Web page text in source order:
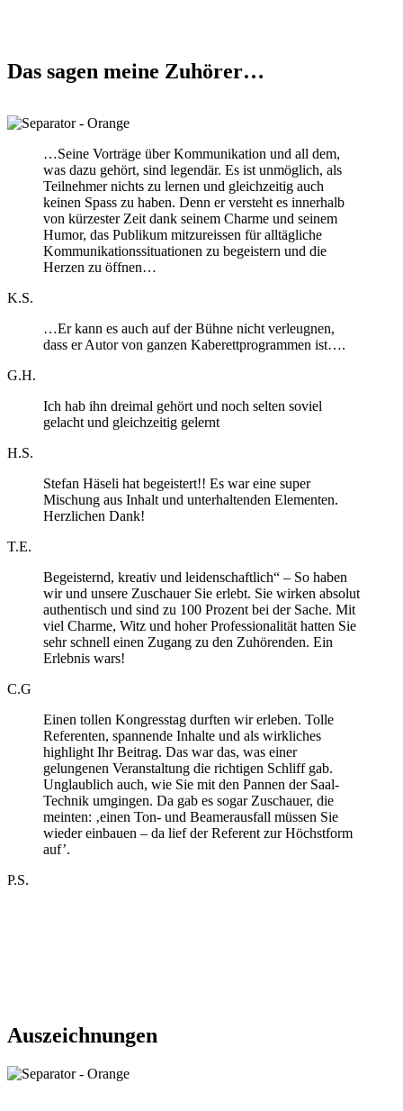
Das sagen meine Zuhörer…
…Seine Vorträge über Kommunikation und all dem,
was dazu gehört, sind legendär. Es ist unmöglich, als
Teilnehmer nichts zu lernen und gleichzeitig auch
keinen Spass zu haben. Denn er versteht es innerhalb
von kürzester Zeit dank seinem Charme und seinem
Humor, das Publikum mitzureissen für alltägliche
Kommunikationssituationen zu begeistern und die
Herzen zu öffnen…
K.S.
…Er kann es auch auf der Bühne nicht verleugnen,
dass er Autor von ganzen Kaberettprogrammen ist….
G.H.
Ich hab ihn dreimal gehört und noch selten soviel
gelacht und gleichzeitig gelernt
H.S.
Stefan Häseli hat begeistert!! Es war eine super
Mischung aus Inhalt und unterhaltenden Elementen.
Herzlichen Dank!
T.E.
Begeisternd, kreativ und leidenschaftlich“ – So haben
wir und unsere Zuschauer Sie erlebt. Sie wirken absolut
authentisch und sind zu 100 Prozent bei der Sache. Mit
viel Charme, Witz und hoher Professionalität hatten Sie
sehr schnell einen Zugang zu den Zuhörenden. Ein
Erlebnis wars!
C.G
Einen tollen Kongresstag durften wir erleben. Tolle
Referenten, spannende Inhalte und als wirkliches
highlight Ihr Beitrag. Das war das, was einer
gelungenen Veranstaltung die richtigen Schliff gab.
Unglaublich auch, wie Sie mit den Pannen der Saal-
Technik umgingen. Da gab es sogar Zuschauer, die
meinten: ‚einen Ton- und Beamerausfall müssen Sie
wieder einbauen – da lief der Referent zur Höchstform
auf’.
P.S.
Auszeichnungen